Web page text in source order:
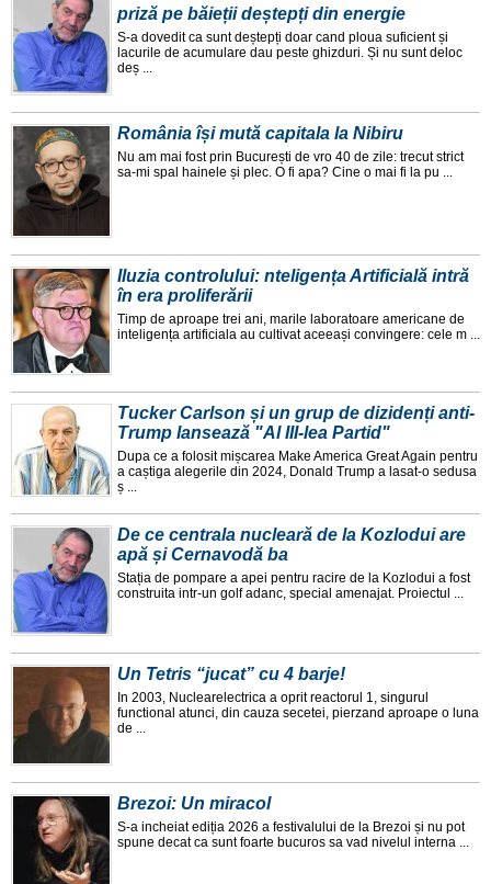
priză pe băieții deștepți din energie
S-a dovedit ca sunt deștepți doar cand ploua suficient și
lacurile de acumulare dau peste ghizduri. Și nu sunt deloc
deș ...
România își mută capitala la Nibiru
Nu am mai fost prin București de vro 40 de zile: trecut strict
sa-mi spal hainele și plec. O fi apa? Cine o mai fi la pu ...
Iluzia controlului: nteligența Artificială intră
în era proliferării
Timp de aproape trei ani, marile laboratoare americane de
inteligența artificiala au cultivat aceeași convingere: cele m ...
Tucker Carlson și un grup de dizidenți anti-
Trump lansează "Al III-lea Partid"
Dupa ce a folosit mișcarea Make America Great Again pentru
a caștiga alegerile din 2024, Donald Trump a lasat-o sedusa
ș ...
De ce centrala nucleară de la Kozlodui are
apă și Cernavodă ba
Stația de pompare a apei pentru racire de la Kozlodui a fost
construita intr-un golf adanc, special amenajat. Proiectul ...
Un Tetris “jucat” cu 4 barje!
In 2003, Nuclearelectrica a oprit reactorul 1, singurul
functional atunci, din cauza secetei, pierzand aproape o luna
de ...
Brezoi: Un miracol
S-a incheiat ediția 2026 a festivalului de la Brezoi și nu pot
spune decat ca sunt foarte bucuros sa vad nivelul interna ...